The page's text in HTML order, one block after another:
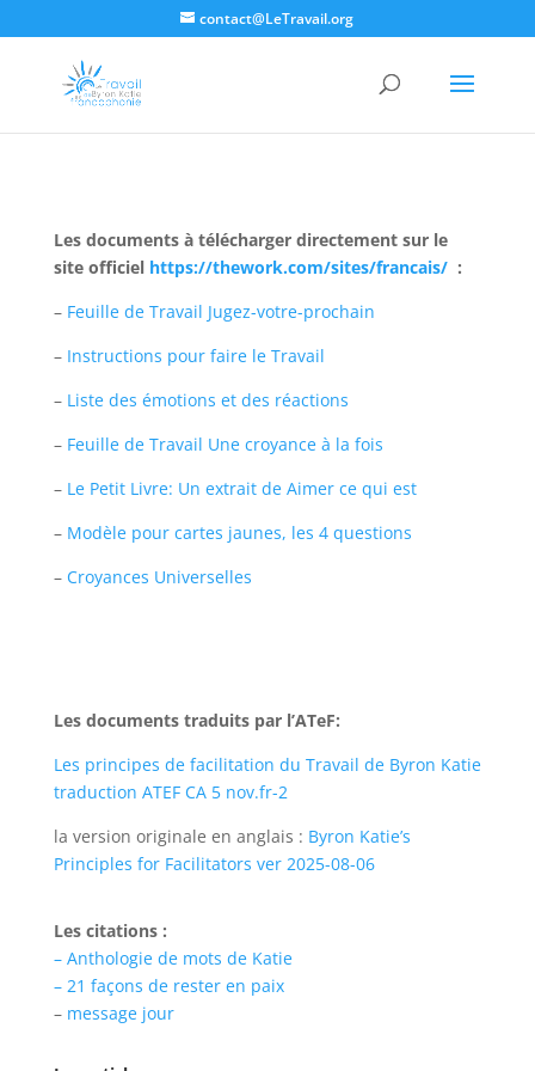
contact@LeTravail.org
Les documents à télécharger directement sur le
site officiel https://thework.com/sites/francais/:
– Feuille de Travail Jugez-votre-prochain
–Instructions pour faire le Travail
– Liste des émotions et des réactions
– Feuille de Travail Une croyance à la fois
– Le Petit Livre: Un extrait de Aimer ce qui est
– Modèle pour cartes jaunes, les 4 questions
– Croyances Universelles
Les documents traduits par l’ATeF:
Les principes de facilitation du Travail de Byron Katie
traduction ATEF CA 5 nov.fr-2
la version originale en anglais : Byron Katie’s
Principles for Facilitators ver 2025-08-06
Les citations :
– Anthologie de mots de Katie
– 21 façons de rester en paix
– message jour